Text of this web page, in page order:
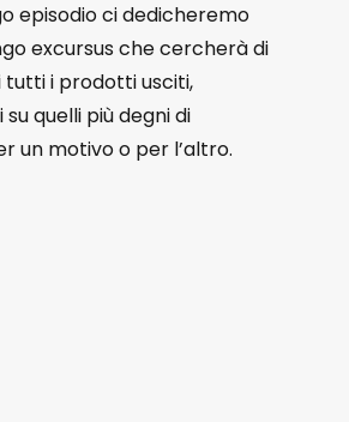
episodio ci dedicheremo
excursus che cercherà di
tutti i prodotti usciti,
quelli più degni di
un motivo o per l’altro.